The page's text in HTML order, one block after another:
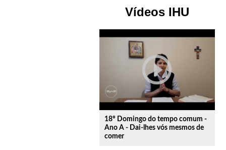
Vídeos IHU
play_circle_outline
18º Domingo do tempo comum -
Ano A - Dai-lhes vós mesmos de
comer